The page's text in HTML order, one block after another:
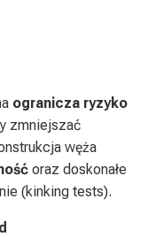
ogranicza ryzyko
zmniejszać
węża
oraz doskonałe
(kinking tests).